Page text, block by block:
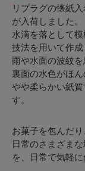
リプラグの懐紙
が入荷しました。
水滴を落として
技法を用いて作成
雨や水面の波紋を
裏面の水色がほ
やや柔らかい紙
す。
お菓子を包んだ
日常のさまざま
を、日常で気軽に